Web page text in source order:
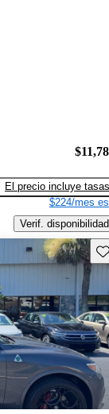
El precio incluye tasas
$224/mes
Verif. disponibilidad